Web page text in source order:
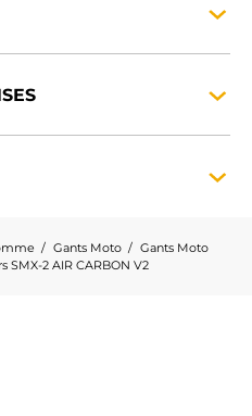
Gants Moto
Gants Moto
SMX-2 AIR CARBON V2